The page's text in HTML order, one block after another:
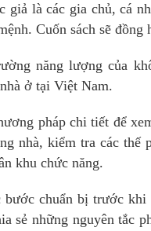
giả là các gia chủ, cá
Cuốn sách sẽ đồng
năng lượng của
ở tại Việt Nam.
pháp chi tiết để
nhà, kiểm tra các thế
khu chức năng.
chuẩn bị trước
sẻ những nguyên tắc